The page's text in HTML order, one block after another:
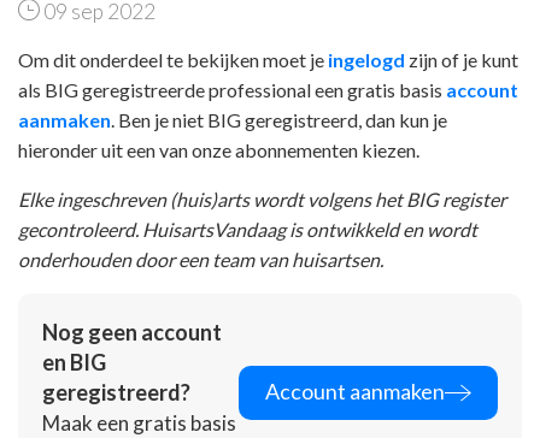
09 sep 2022
Om dit onderdeel te bekijken moet je ingelogd zijn of je kunt
als BIG geregistreerde professional een gratis basis account
aanmaken. Ben je niet BIG geregistreerd, dan kun je
hieronder uit een van onze abonnementen kiezen.
Elke ingeschreven (huis)arts wordt volgens het BIG register
gecontroleerd. HuisartsVandaag is ontwikkeld en wordt
onderhouden door een team van huisartsen.
Nog geen account
en BIG
geregistreerd?
Maak een gratis basis
Account aanmaken